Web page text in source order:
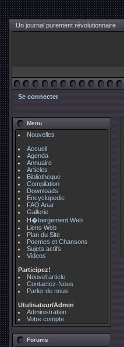
Un journal purement révolutionnaire
Se connecter
Menu
Nouvelles
Accueil
Agenda
Annuaire
Articles
Bibliotheque
Compilation
Downloads
Encyclopedie
FAQ Anar
Gallerie
H�bergement Web
Liens Web
Plan du Site
Poemes et Chansons
Sujets actifs
Videos
Participez!
Nouvel article
Contactez-Nous
Parler de nous
Utulisateur/Admin
Administration
Votre compte
Forums